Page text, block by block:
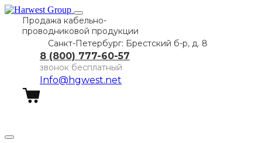
Продажа кабельно-
проводниковой продукции
Санкт-Петербург: Брестский б-р, д. 8
8 (800) 777-60-57
звонок бесплатный
Info@hgwest.net